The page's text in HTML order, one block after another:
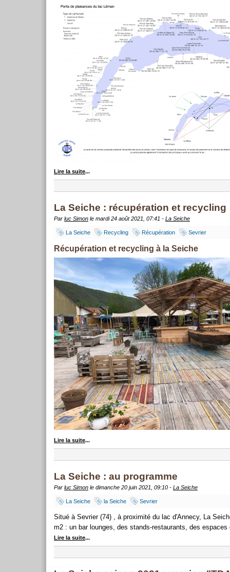
Lire la suite...
La Seiche : récupération et recycling
Par luc Simon le mardi 24 août 2021, 07:41 - La Seiche
La Seiche Recycling Récupération Sevrier
Récupération et recycling à la Seiche
Lire la suite...
La Seiche : au programme
Par luc Simon le dimanche 20 juin 2021, 09:10 - La Seiche
La Seiche la Seiche Sevrier
Situé à Sevrier (74) , à proximité du lac d'Annecy, La
m2 : un bar lounges, des stands-restaurants, des espaces
Lire la suite...